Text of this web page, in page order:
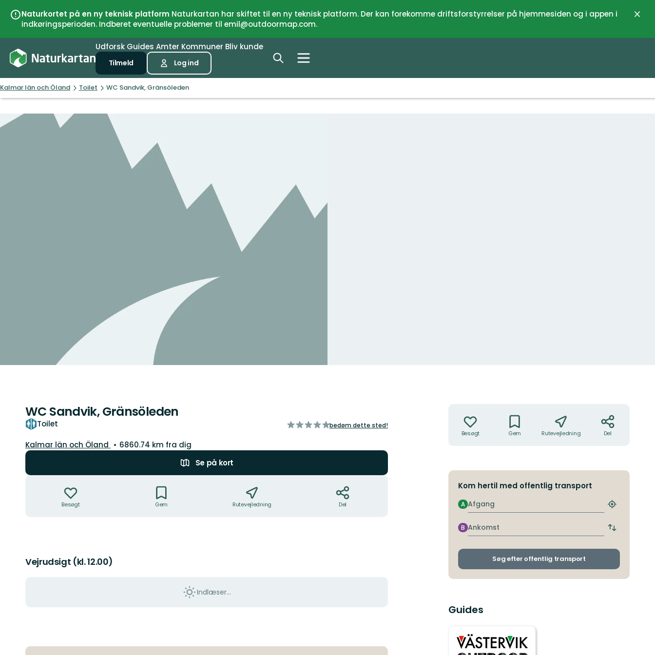
Naturkortet på en ny teknisk platform Naturkartan har skiftet til en ny teknisk platform. Der kan forekomme driftsforstyrrelser på hjemmesiden og i appen i
indkøringsperioden. Indberet eventuelle problemer til emil@outdoormap.com.
Luk
Udforsk Guides Amter Kommuner Bliv kunde
Tilmeld Log ind
Kalmar län och Öland Toilet WC Sandvik, Gränsöleden
WC Sandvik, Gränsöleden
Toilet
ud
bedøm dette sted!
Amt:
Kalmar län och Öland
6860.74 km fra dig
Se på kort
Besøgt Gem Rutevejledning Del
Vejrudsigt (kl. 12.00)
Indlæser...
Besøgt Gem Rutevejledning Del
Kom hertil med offentlig transport
Afgang
A
Find
nærmeste
stoppested
Ankomst
B
Skift
og
Søg efter offentlig transport
Guides